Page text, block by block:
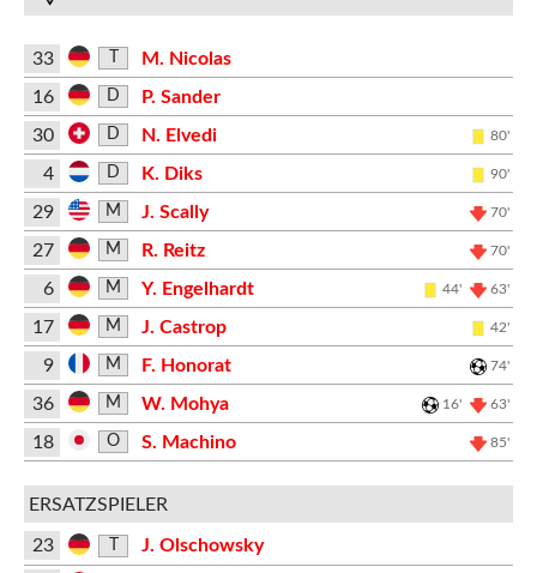
33
M. Nicolas
16
D
P. Sander
30
D N. Elvedi 80'
4 D K. Diks 90'
29 M J. Scally 70'
27 M R. Reitz 70'
6 M Y. Engelhardt 44' 63'
17 M J. Castrop 42'
9 M F. Honorat 74'
36 M W. Mohya 16' 63'
18 O S. Machino 85'
ERSATZSPIELER
23
J. Olschowsky